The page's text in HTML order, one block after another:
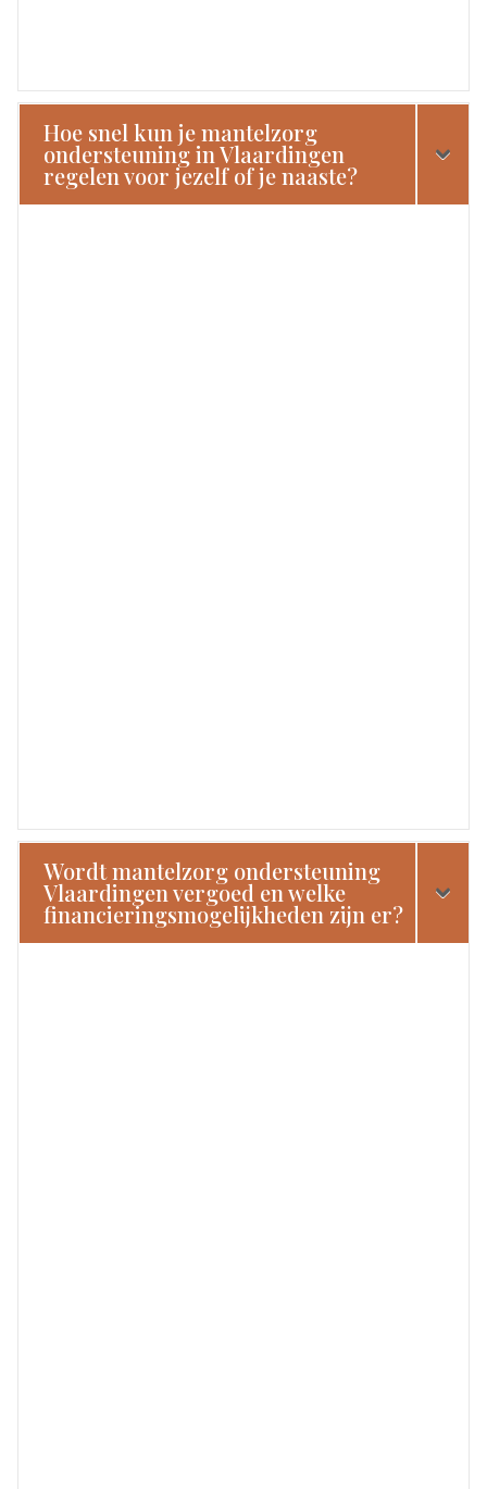
Hoe snel kun je mantelzorg
ondersteuning in Vlaardingen
regelen voor jezelf of je naaste?
Wordt mantelzorg ondersteuning
Vlaardingen vergoed en welke
financieringsmogelijkheden zijn er?